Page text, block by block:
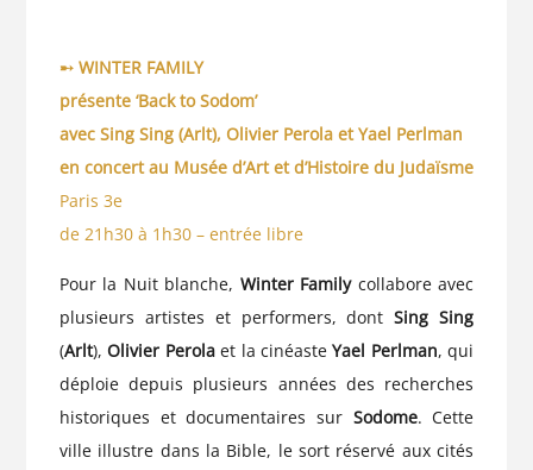
➸ WINTER FAMILY
présente ‘Back to Sodom’
avec Sing Sing (Arlt), Olivier Perola et Yael Perlman
en concert au Musée d’Art et d’Histoire du Judaïsme
Paris 3e
de 21h30 à 1h30 – entrée libre
Pour la Nuit blanche, Winter Familycollabore avec
plusieurs artistes et performers, dontSing Sing
(Arlt),Olivier Perolaet la cinéasteYael Perlman, qui
déploie depuis plusieurs années des recherches
historiques et documentaires sur Sodome. Cette
ville illustre dans la Bible, le sort réservé aux cités